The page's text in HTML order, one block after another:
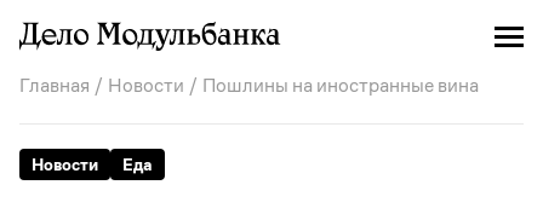
Главная / Новости / Пошлины на иностранные вина
Новости Еда